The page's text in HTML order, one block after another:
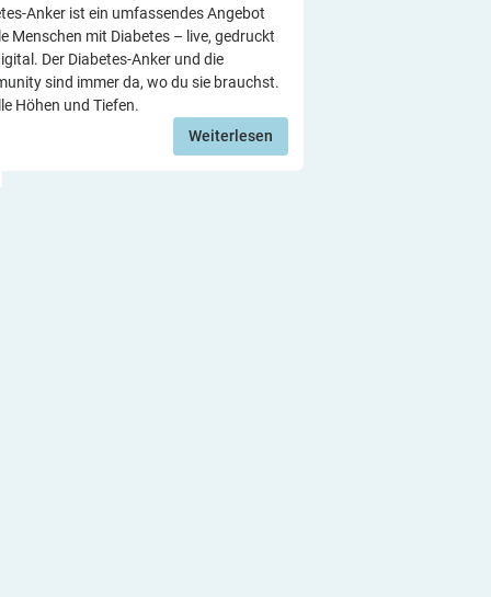
Anker ist ein umfassendes Angebot
Menschen mit Diabetes – live, gedruckt
Der Diabetes-Anker und die
sind immer da, wo du sie brauchst.
Höhen und Tiefen.
Weiterlesen